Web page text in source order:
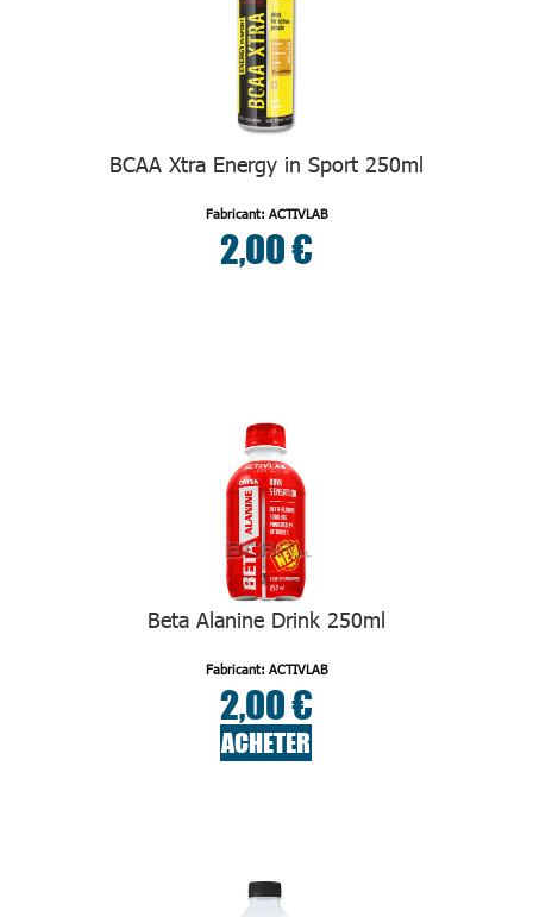
BCAA Xtra Energy in Sport 250ml
Fabricant: ACTIVLAB
2,00 €
Beta Alanine Drink 250ml
Fabricant: ACTIVLAB
2,00 €
ACHETER